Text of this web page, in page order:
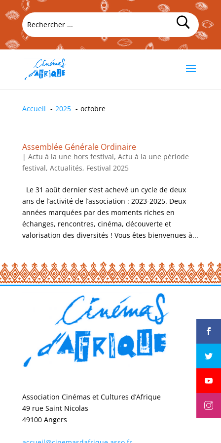
Accueil 2025 octobre
Assemblée Générale Ordinaire
| Actu à la une hors festival, Actu à la une période
festival, Actualités, Festival 2025
Le 31 août dernier s’est achevé un cycle de deux
ans de l’activité de l’association : 2023-2025. Deux
années marquées par des moments riches en
échanges, rencontres, cinéma, découverte et
valorisation des diversités ! Vous êtes bienvenues à...
Association Cinémas et Cultures d’Afrique
49 rue Saint Nicolas
49100 Angers